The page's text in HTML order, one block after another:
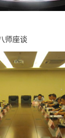
师座谈